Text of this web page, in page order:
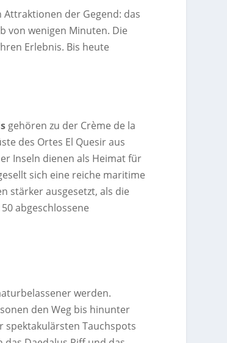
der Gegend: das
von wenigen Minuten. Die
Erlebnis. Bis heute
gehören zu der Crème de la
des Ortes El Quesir aus
Inseln dienen als Heimat für
sich eine reiche maritime
stärker ausgesetzt, als die
abgeschlossene
werden.
den Weg bis hinunter
spektakulärsten Tauchspots